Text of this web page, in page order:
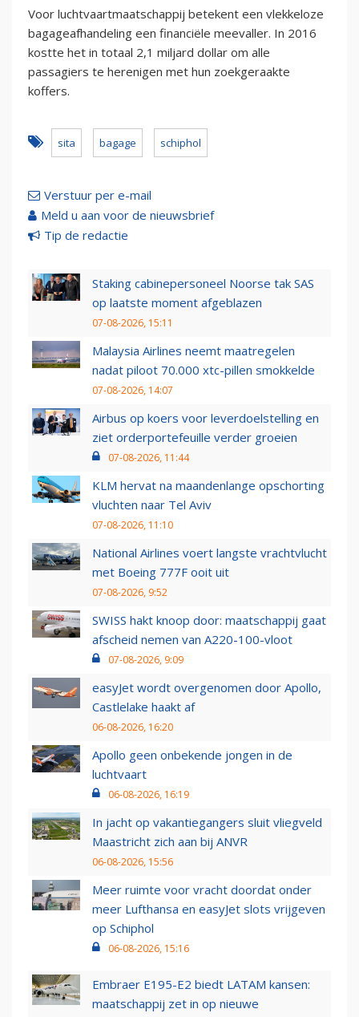
Voor luchtvaartmaatschappij betekent een vlekkeloze
bagageafhandeling een financiële meevaller. In 2016
kostte het in totaal 2,1 miljard dollar om alle
passagiers te herenigen met hun zoekgeraakte
koffers.
sita bagage schiphol
Verstuur per e-mail
Meld u aan voor de nieuwsbrief
Tip de redactie
Staking cabinepersoneel Noorse tak SAS
op laatste moment afgeblazen
07-08-2026, 15:11
Malaysia Airlines neemt maatregelen
nadat piloot 70.000 xtc-pillen smokkelde
07-08-2026, 14:07
Airbus op koers voor leverdoelstelling en
ziet orderportefeuille verder groeien
07-08-2026, 11:44
KLM hervat na maandenlange opschorting
vluchten naar Tel Aviv
07-08-2026, 11:10
National Airlines voert langste vrachtvlucht
met Boeing 777F ooit uit
07-08-2026, 9:52
SWISS hakt knoop door: maatschappij gaat
afscheid nemen van A220-100-vloot
07-08-2026, 9:09
easyJet wordt overgenomen door Apollo,
Castlelake haakt af
06-08-2026, 16:20
Apollo geen onbekende jongen in de
luchtvaart
06-08-2026, 16:19
In jacht op vakantiegangers sluit vliegveld
Maastricht zich aan bij ANVR
06-08-2026, 15:56
Meer ruimte voor vracht doordat onder
meer Lufthansa en easyJet slots vrijgeven
op Schiphol
06-08-2026, 15:16
Embraer E195-E2 biedt LATAM kansen:
maatschappij zet in op nieuwe